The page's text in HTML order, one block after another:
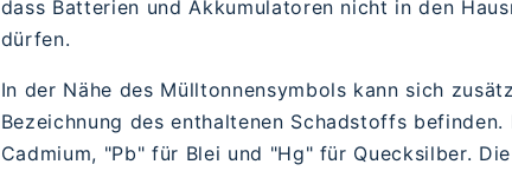
dass Batterien und Akkumulatoren nicht in den
dürfen.
In der Nähe des Mülltonnensymbols kann sich
Bezeichnung des enthaltenen Schadstoffs
Cadmium, "Pb" für Blei und "Hg" für Quecksilber.